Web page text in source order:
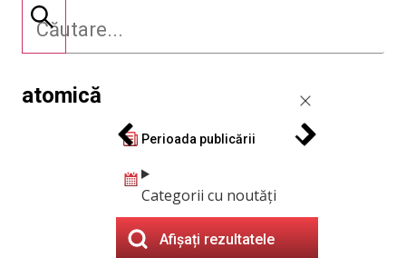
atomică
Perioada publicării
Categorii cu noutăți
Afișați rezultatele